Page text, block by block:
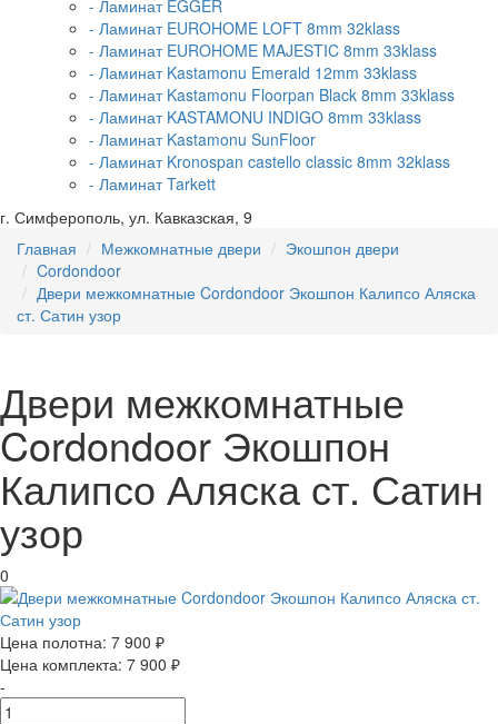
- Ламинат EGGER
- Ламинат EUROHOME LOFT 8mm 32klass
- Ламинат EUROHOME MAJESTIC 8mm 33klass
- Ламинат Kastamonu Emerald 12mm 33klass
- Ламинат Kastamonu Floorpan Black 8mm 33klass
- Ламинат KASTAMONU INDIGO 8mm 33klass
- Ламинат Kastamonu SunFloor
- Ламинат Kronospan castello classic 8mm 32klass
- Ламинат Tarkett
г. Симферополь, ул. Кавказская, 9
Главная
Межкомнатные двери
Экошпон двери
Cordondoor
Двери межкомнатные Cordondoor Экошпон Калипсо Аляска
ст. Сатин узор
Двери межкомнатные
Cordondoor Экошпон
Калипсо Аляска ст. Сатин
узор
0
Цена полотна: 7 900 ₽
Цена комплекта: 7 900 ₽
-